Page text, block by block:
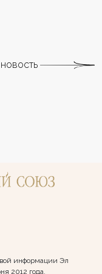
информации Эл
2012 года.